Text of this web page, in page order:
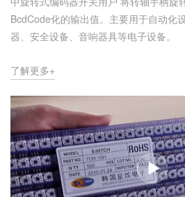
BcdCode化的输出值。主要用于自动化
器、安全设备、音响器具等电子设备。
了解更多+